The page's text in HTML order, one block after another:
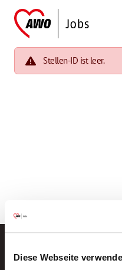
Diese Webseite
Stellen-ID ist leer.